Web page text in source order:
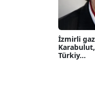
İzmirli
Türkiy...